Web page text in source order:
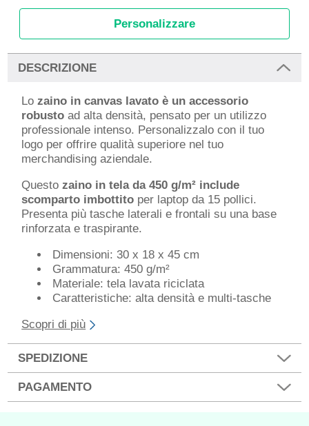
Personalizzare
DESCRIZIONE
Lo zaino in canvas lavato è un accessorio
robusto ad alta densità, pensato per un utilizzo
professionale intenso. Personalizzalo con il tuo
logo per offrire qualità superiore nel tuo
merchandising aziendale.
Questozaino in tela da 450 g/m² include
scomparto imbottito per laptop da 15 pollici.
Presenta più tasche laterali e frontali su una base
rinforzata e traspirante.
Dimensioni: 30 x 18 x 45 cm
Grammatura: 450 g/m²
Materiale: tela lavata riciclata
Caratteristiche: alta densità e multi-tasche
Scopri di più
SPEDIZIONE
PAGAMENTO